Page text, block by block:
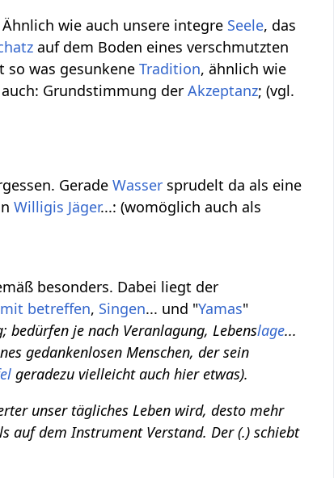
wie auch unsere integre Seele, das
auf dem Boden eines verschmutzten
so was gesunkeneTradition, ähnlich wie
auch: Grundstimmung derAkzeptanz; (vgl.
GeradeWasser sprudelt da als eine
Willigis Jäger...: (womöglich auch als
besonders. Dabei liegt der
betreffen, Singen... und "Yamas"
je nach Veranlagung, Lebenslage...
gedankenlosen Menschen, der sein
geradezu vielleicht auch hier etwas).
unser tägliches Leben wird, desto mehr
auf dem Instrument Verstand. Der (.) schiebt